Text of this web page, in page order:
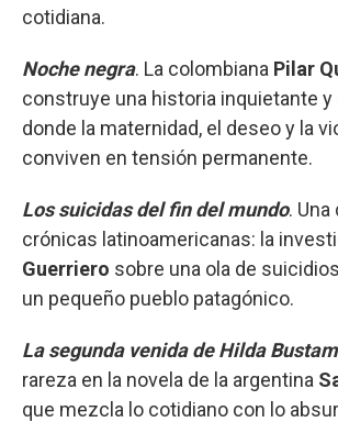
cotidiana.
Noche negra. La colombiana Pilar
construye una historia inquietante
donde la maternidad, el deseo y la
conviven en tensión permanente.
Los suicidas del fin del mundo. Una
crónicas latinoamericanas: la
Guerriero sobre una ola de
un pequeño pueblo patagónico.
La segunda venida de Hilda
rareza en la novela de la argentina
que mezcla lo cotidiano con lo